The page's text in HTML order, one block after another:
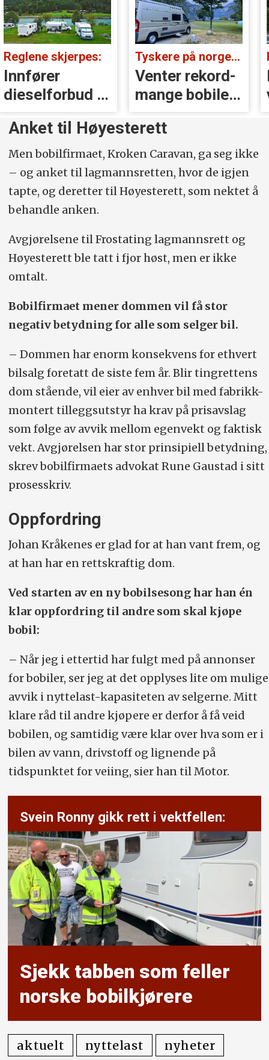
Reglene skjerpes:
Innfører
diesel­forbud i
Italia
Tyskere på norgesferie:
Venter rekord­
mange bobiler i
sommer
Anket til Høyesterett
Men bobilfirmaet, Kroken Caravan, ga seg ikke
– og anket til lagmannsretten, hvor de igjen
tapte, og deretter til Høyesterett, som nektet å
behandle anken.
Avgjørelsene til Frostating lagmannsrett og
Høyesterett ble tatt i fjor høst, men er ikke
omtalt.
Bobilfirmaet mener dommen vil få stor
negativ betydning for alle som selger bil.
– Dommen har enorm konsekvens for ethvert
bilsalg foretatt de siste fem år. Blir tingrettens
dom stående, vil eier av enhver bil med fabrikk-
montert tilleggsutstyr ha krav på prisavslag
som følge av avvik mellom egenvekt og faktisk
vekt. Avgjørelsen har stor prinsipiell betydning,
skrev bobilfirmaets advokat Rune Gaustad i sitt
prosesskriv.
Oppfordring
Johan Kråkenes er glad for at han vant frem, og
at han har en rettskraftig dom.
Ved starten av en ny bobilsesong har han én
klar oppfordring til andre som skal kjøpe
bobil:
– Når jeg i ettertid har fulgt med på annonser
for bobiler, ser jeg at det opplyses lite om mulige
avvik i nyttelast-kapasiteten av selgerne. Mitt
klare råd til andre kjøpere er derfor å få veid
bobilen, og samtidig være klar over hva som er i
bilen av vann, drivstoff og lignende på
tidspunktet for veiing, sier han til Motor.
Svein Ronny gikk rett i vektfellen:
Sjekk tabben som feller
norske bobilkjørere
aktuelt nyttelast nyheter